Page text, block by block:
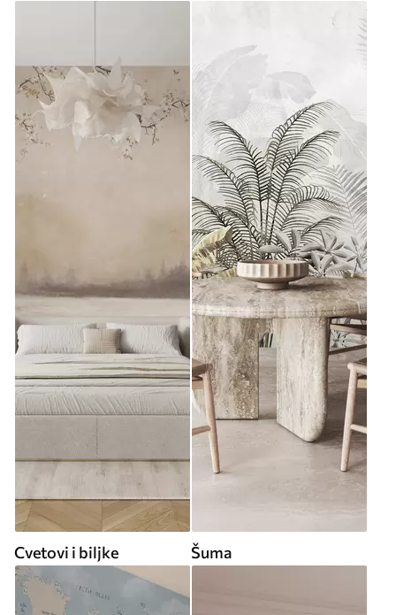
Cvetovi i biljke Šuma